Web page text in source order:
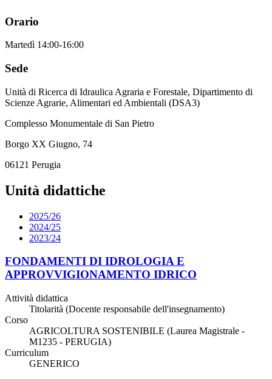
Orario
Martedì 14:00-16:00
Sede
Unità di Ricerca di Idraulica Agraria e Forestale, Dipartimento di
Scienze Agrarie, Alimentari ed Ambientali (DSA3)
Complesso Monumentale di San Pietro
Borgo XX Giugno, 74
06121 Perugia
Unità didattiche
2025/26
2024/25
2023/24
FONDAMENTI DI IDROLOGIA E
APPROVVIGIONAMENTO IDRICO
Attività didattica
Titolarità (Docente responsabile dell'insegnamento)
Corso
AGRICOLTURA SOSTENIBILE (Laurea Magistrale -
M1235 - PERUGIA)
Curriculum
GENERICO